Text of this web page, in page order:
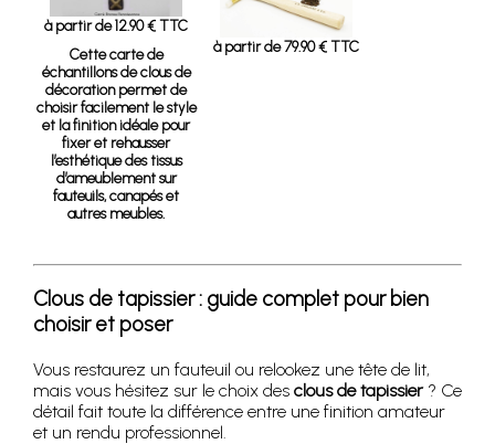
à partir de 12.90 € TTC
Cette carte de
échantillons de clous de
décoration permet de
choisir facilement le style
et la finition idéale pour
fixer et rehausser
l’esthétique des tissus
d’ameublement sur
fauteuils, canapés et
autres meubles.
à partir de 79.90 € TTC
Clous de tapissier : guide complet pour bien
choisir et poser
Vous restaurez un fauteuil ou relookez une tête de lit,
mais vous hésitez sur le choix des clous de tapissier? Ce
détail fait toute la différence entre une finition amateur
et un rendu professionnel.